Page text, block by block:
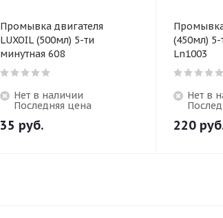
Промывка двигателя
LUXOIL (500мл) 5-ти
минутная 608
Нет в наличии
Последняя цена
35 руб.
Промывка
(450мл) 5-
Ln1003
Нет в
220